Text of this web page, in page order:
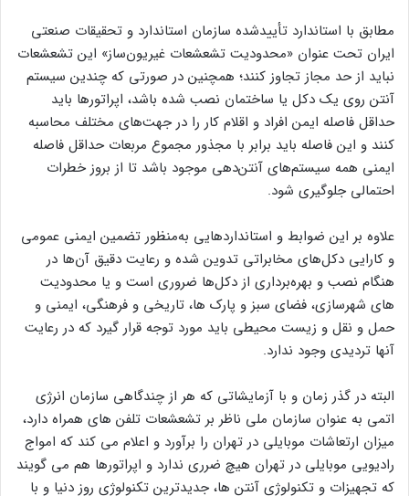
مطابق با استاندارد تأییدشده سازمان استاندارد و تحقیقات صنعتی
ایران تحت عنوان «محدودیت تشعشعات غیریون‌ساز» این تشعشعات
نباید از حد مجاز تجاوز کنند؛ همچنین در صورتی که چندین سیستم
آنتن روی یک دکل یا ساختمان نصب شده باشد، اپراتورها باید
حداقل فاصله ایمن افراد و اقلام کار را در جهت‌های مختلف محاسبه
کنند و این فاصله باید برابر با مجذور مجموع مربعات حداقل فاصله
ایمنی همه سیستم‌های آنتن‌دهی موجود باشد تا از بروز خطرات
احتمالی جلوگیری شود.
علاوه بر این ضوابط و استانداردهایی به‌منظور تضمین ایمنی عمومی
و کارایی دکل‌های مخابراتی تدوین شده‌ و رعایت دقیق آن‌ها در
هنگام نصب و بهره‌برداری از دکل‌ها ضروری است و یا محدودیت
های شهرسازی، فضای سبز و پارک ها، تاریخی و فرهنگی، ایمنی و
حمل و نقل و زیست محیطی باید مورد توجه قرار گیرد که در رعایت
آنها تردیدی وجود ندارد.
البته در گذر زمان و با آزمایشاتی که هر از چندگاهی سازمان انرژی
اتمی به عنوان سازمان ملی ناظر بر تشعشعات تلفن های همراه دارد،
میزان ارتعاشات موبایلی در تهران را برآورد و اعلام می کند که امواج
رادیویی موبایلی در تهران هیچ ضرری ندارد و اپراتورها هم می گویند
که تجهیزات و تکنولوژی آنتن ها، جدیدترین تکنولوژی روز دنیا و با